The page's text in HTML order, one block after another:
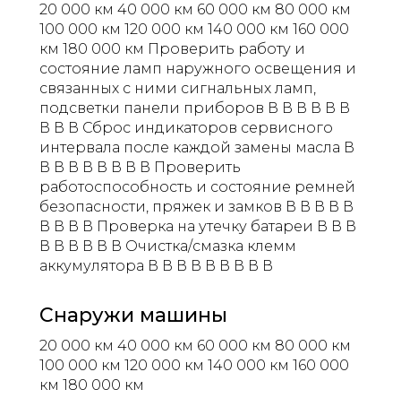
20 000 км 40 000 км 60 000 км 80 000 км
100 000 км 120 000 км 140 000 км 160 000
км 180 000 км Проверить работу и
состояние ламп наружного освещения и
связанных с ними сигнальных ламп,
подсветки панели приборов В В В В В В
В В В Сброс индикаторов сервисного
интервала после каждой замены масла В
В В В В В В В В Проверить
работоспособность и состояние ремней
безопасности, пряжек и замков В В В В В
В В В В Проверка на утечку батареи В В В
В В В В В В Очистка/смазка клемм
аккумулятора В В В В В В В В В
Снаружи машины
20 000 км 40 000 км 60 000 км 80 000 км
100 000 км 120 000 км 140 000 км 160 000
км 180 000 км